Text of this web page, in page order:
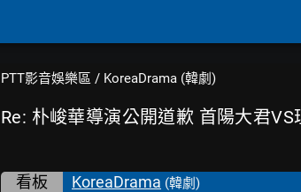
PTT影音娛樂區 / KoreaDrama (韓劇)
Re: 朴峻華導演公開道歉 首陽大君VS
看板 KoreaDrama (韓劇)